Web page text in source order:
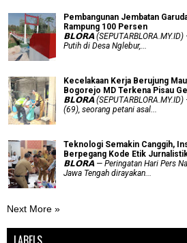
Pembangunan Jembatan
Rampung 100 Persen
𝗕𝗟𝗢𝗥𝗔
Putih di Desa Nglebur,...
Kecelakaan Kerja Berujung
Bogorejo MD Terkena Pisau
𝗕𝗟𝗢𝗥𝗔
(69), seorang petani asal...
Teknologi Semakin Canggih,
Berpegang Kode Etik
𝗕𝗟𝗢𝗥𝗔 — Peringatan Hari Pers
Jawa Tengah dirayakan...
Next More »